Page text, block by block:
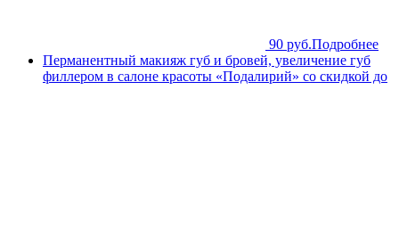
90 руб.Подробнее
Перманентный макияж губ и бровей, увеличение губ
филлером в салоне красоты «Подалирий» со скидкой до